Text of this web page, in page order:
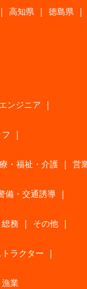
| 高知県 | 徳島県 |
ンジニア |
|
・福祉・介護 | 営
備・交通誘導 |
務 | その他 |
ラクター |
業